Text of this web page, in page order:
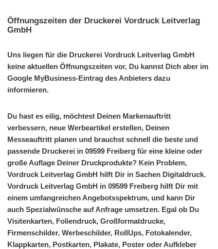
Öffnungszeiten der Druckerei Vordruck Leitverlag
GmbH
Uns liegen für die Druckerei Vordruck Leitverlag GmbH
keine aktuellen Öffnungszeiten vor, Du kannst Dich aber im
Google MyBusiness-Eintrag des Anbieters dazu
informieren.
Du hast es eilig, möchtest Deinen Markenauftritt
verbessern, neue Werbeartikel erstellen, Deinen
Messeauftritt planen und brauchst schnell die beste und
passende Druckerei in 09599 Freiberg für eine kleine oder
große Auflage Deiner Druckprodukte? Kein Problem,
Vordruck Leitverlag GmbH hilft Dir in Sachen Digitaldruck.
Vordruck Leitverlag GmbH in 09599 Freiberg hilft Dir mit
einem umfangreichen Angebotsspektrum, und kann Dir
auch Spezialwünsche auf Anfrage umsetzen. Egal ob Du
Visitenkarten, Foliendruck, Großformatdrucke,
Firmenschilder, Werbeschilder, RollUps, Fotokalender,
Klappkarten, Postkarten, Plakate, Poster oder Aufkleber